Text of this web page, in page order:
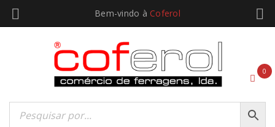
Bem-vindo à Coferol
0